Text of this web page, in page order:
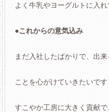
よく牛乳やヨーグルトに入
●これからの意気込み
まだ入社したばかりで、出
ことを心がけていきたいです
すこやか工房に大きく貢献